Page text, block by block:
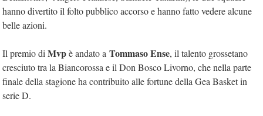
hanno divertito il folto pubblico accorso e hanno fatto vedere alcune
belle azioni.
Il premio di Mvpè andato a Tommaso Ense, il talento grossetano
cresciuto tra la Biancorossa e il Don Bosco Livorno, che nella parte
finale della stagione ha contribuito alle fortune della Gea Basket in
serie D.